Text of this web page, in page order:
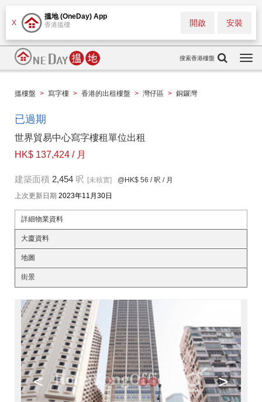
X
搵地 (OneDay) App
香港搵樓 安裝
開啟
搜索香港樓盤
搵樓盤 > 寫字樓 > 香港的出租樓盤 > 灣仔區 > 銅鑼灣
已過期
世界貿易中心寫字樓租單位出租
HK$ 137,424 / 月
建築面積 2,454 呎 [未核實] @HK$ 56 / 呎 / 月
上次更新日期 2023年11月30日
詳細物業資料
大廈資料
地圖
街景
< >